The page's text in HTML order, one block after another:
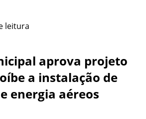
leitura
aprova projeto
a instalação de
energia aéreos